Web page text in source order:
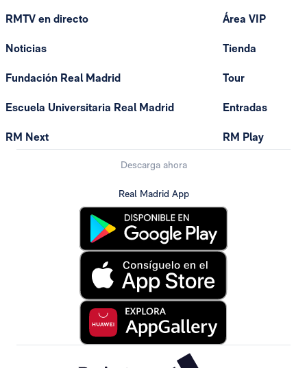
RMTV en directo
Noticias
Fundación Real Madrid
Escuela Universitaria Real Madrid
RM Next
Área VIP
Tienda
Tour
Entradas
RM Play
Descarga ahora
Real Madrid App